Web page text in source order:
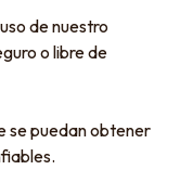
de nuestro
o libre de
se puedan obtener